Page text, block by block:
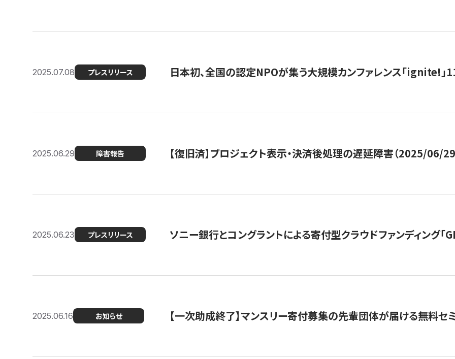
2025.07.08 プレスリリース 日本初、全国の認定NPOが集う大規模カンファレンス「ignite!」
2025.06.29 障害報告 【復旧済】プロジェクト表示・決済後処理の遅延障害（2025/06/29
2025.06.23 プレスリリース ソニー銀行とコングラントによる寄付型クラウドファンディング
2025.06.16 お知らせ 【一次助成終了】マンスリー寄付募集の先輩団体が届ける無料セ